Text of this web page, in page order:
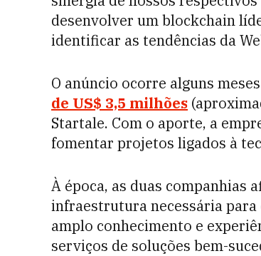
desenvolver um blockchain
identificar as tendências da
O anúncio ocorre alguns
de US$ 3,5 milhões
Startale. Com o aporte, a
fomentar projetos ligados à
À época, as duas companhias
infraestrutura necessária para
amplo conhecimento e
serviços de soluções bem-